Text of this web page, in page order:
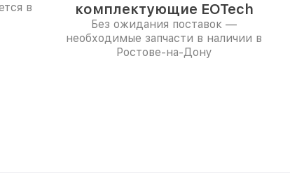
в
комплектующие EOTech
Без ожидания поставок —
необходимые запчасти в наличии в
Ростове-на-Дону